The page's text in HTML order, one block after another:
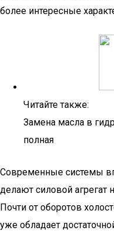
более интересные
Читайте также:
Замена масла в
полная
Современные системы
делают силовой агрегат
Почти от оборотов
уже обладает